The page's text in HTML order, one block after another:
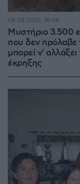
Μυστήριο 3.500
που δεν πρόλαβε
μπορεί ν'
έκρηξης
08.08.2026, 18:08